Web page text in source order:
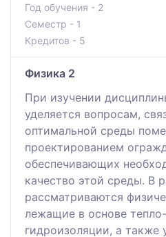
Год обучения - 2
Семестр - 1
Кредитов - 5
Физика 2
При изучении
уделяется вопросам,
оптимальной среды
проектированием
обеспечивающих
качество этой среды. В
рассматриваются
лежащие в основе
гидроизоляции, а также